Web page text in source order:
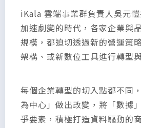
iKala 雲端事業群負責人吳元
加速劇變的時代，各家企業與
規模，都迫切透過新的營運策
架構、或新數位工具進行轉型
每個企業轉型的切入點都不同
為中心」做出改變，將「數據
爭要素，積極打造資料驅動的